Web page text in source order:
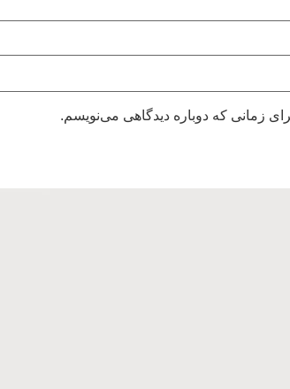
زمانی که دوباره دیدگاهی می‌نویسم.